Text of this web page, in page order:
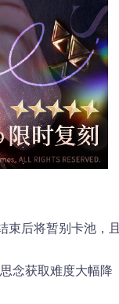
束后将暂别卡池，且
念获取难度大幅降